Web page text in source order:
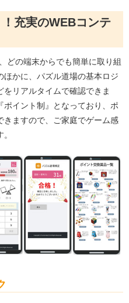
充実のWEBコンテ
どの端末からでも簡単に取り組
かに、パズル道場の基本ロジ
リアルタイムで確認できま
イント制』となっており、ポ
きますので、ご家庭でゲーム感